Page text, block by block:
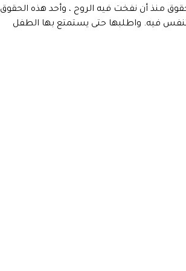
منذ أن نفخت فيه الروح ، وأحد هذه الحقوق
فيه. واطلبها حتى يستمتع بها الطفل